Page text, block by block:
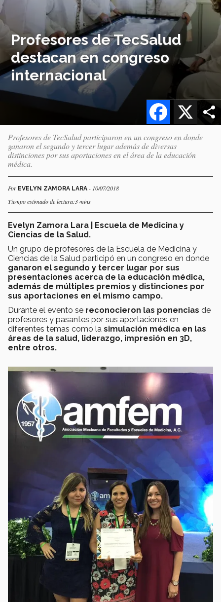
Profesores de TecSalud
destacan en congreso
internacional
X
Facebook
Profesores de TecSalud participaron en un congreso en donde
ganaron el segundo y tercer lugar además de diversas
distinciones por sus aportaciones en el área de la educación
médica.
Por EVELYN ZAMORA LARA - 10/07/2018
Tiempo estimado de lectura:3 mins
Evelyn Zamora Lara | Escuela de Medicina y
Ciencias de la Salud.
Un grupo de profesores de la Escuela de Medicina y
Ciencias de la Salud participó en un congreso en donde
ganaron el segundo y tercer lugar por sus
presentaciones acerca de la educación médica,
además de múltiples premios y distinciones por
sus aportaciones en el mismo campo.
Durante el evento se reconocieron las ponencias de
profesores y pasantes por sus aportaciones en
diferentes temas como la simulación médica en las
áreas de la salud, liderazgo, impresión en 3D,
entre otros.